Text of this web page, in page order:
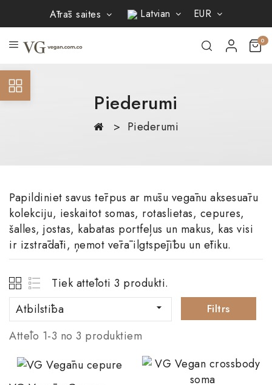
Pievienot vēlamo produktu
sarakstam
×
add_circle_outline
Create wishlist
Wishlist name
Atsaukt Create wishlist
((modalTitle))
((confirmMessage))
((cancelText))
((modalDeleteText))
Ienākt
You need to be logged in to save products in your wishlist.
Atsaukt
Ātrās saites EUR
Latvian
0
Piederumi
Piederumi
Papildiniet savus tērpus ar mūsu vegānu aksesuāru
kolekciju, ieskaitot somas, rotaslietas, cepures,
šalles, jostas, kabatas portfeļus un makus, kas visi
ir izstrādāti, ņemot vērā ilgtspējību un ētiku.
Tiek attēloti 3 produkti.
Atbilstība
 Filtrs
Attēlo 1-3 no 3 produktiem